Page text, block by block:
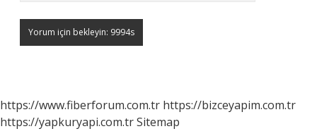
https://www.fiberforum.com.tr https://bizceyapim.com.tr
https://yapkuryapi.com.trSitemap